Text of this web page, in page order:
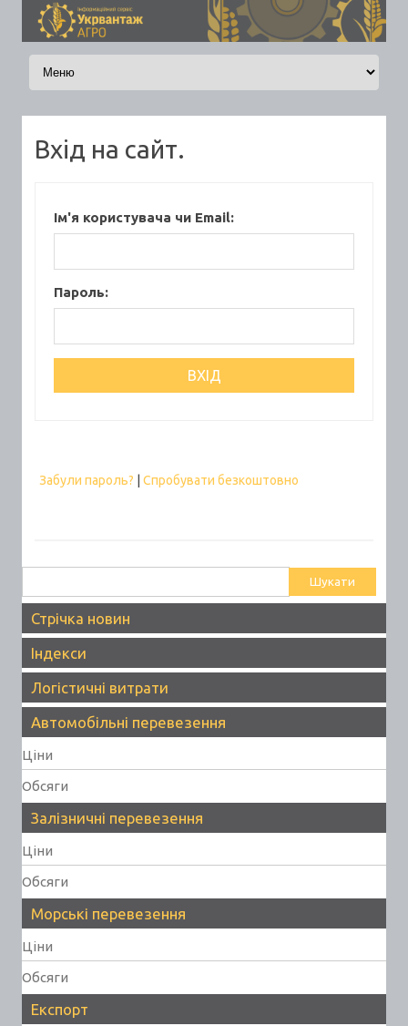
Skip to content
Вхід на сайт.
Ім'я користувача чи Email:
Пароль:
Забули пароль? Спробувати безкоштовно
Стрічка новин
Індекси
Логістичні витрати
Автомобільні перевезення
Ціни
Обсяги
Залізничні перевезення
Ціни
Обсяги
Морські перевезення
Ціни
Обсяги
Експорт